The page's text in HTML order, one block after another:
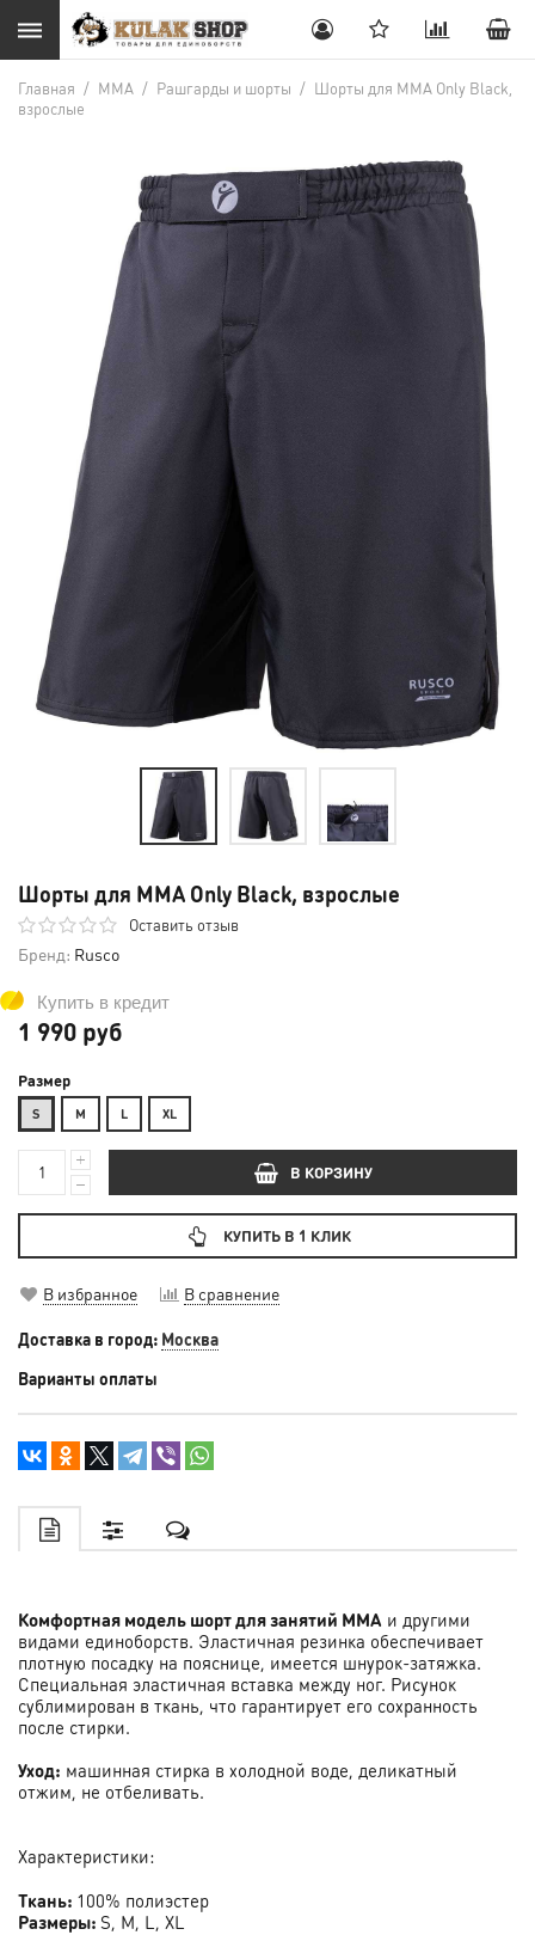
Главная / MMA / Рашгарды и шорты / Шорты для MMA Only Black,
взрослые
Шорты для MMA Only Black, взрослые
Оставить отзыв
Бренд: Rusco
Купить в кредит
1 990 руб
Размер
S М L XL
В КОРЗИНУ
КУПИТЬ В 1 КЛИК
В избранное В сравнение
Доставка в город: Москва
Варианты оплаты
Комфортная модель шорт для занятий ММА и другими
видами единоборств. Эластичная резинка обеспечивает
плотную посадку на пояснице, имеется шнурок-затяжка.
Специальная эластичная вставка между ног. Рисунок
сублимирован в ткань, что гарантирует его сохранность
после стирки.
Уход: машинная стирка в холодной воде, деликатный
отжим, не отбеливать.
Характеристики:
Ткань: 100% полиэстер
Размеры: S, M, L, XL